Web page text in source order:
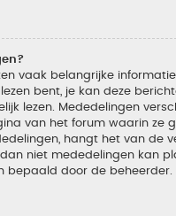
vaak belangrijke
bent, je kan deze
lezen. Mededelingen
van het forum waarin ze
hangt het van de
niet mededelingen kan
bepaald door de beheerder.